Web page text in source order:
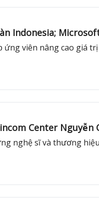
Indonesia;
ứng viên nâng cao giá
Center
nghệ sĩ và thương